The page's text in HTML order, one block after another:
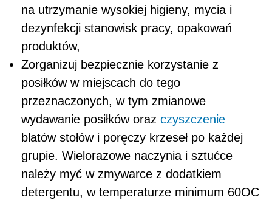
na utrzymanie wysokiej higieny, mycia i
dezynfekcji stanowisk pracy, opakowań
produktów,
Zorganizuj bezpiecznie korzystanie z
posiłków w miejscach do tego
przeznaczonych, w tym zmianowe
wydawanie posiłków oraz czyszczenie
blatów stołów i poręczy krzeseł po każdej
grupie. Wielorazowe naczynia i sztućce
należy myć w zmywarce z dodatkiem
detergentu, w temperaturze minimum 60OC